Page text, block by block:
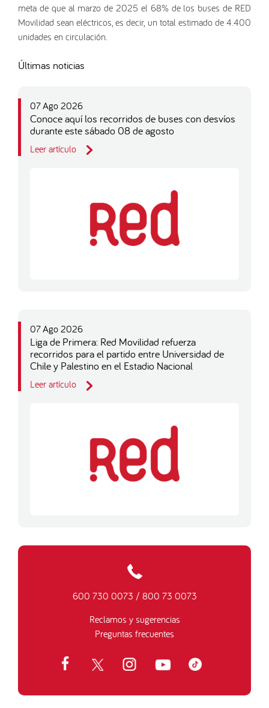
meta de que al marzo de 2025 el 68% de los buses de RED
Movilidad sean eléctricos, es decir, un total estimado de 4.400
unidades en circulación.
Últimas noticias
07 Ago 2026
Conoce aquí los recorridos de buses con desvíos
durante este sábado 08 de agosto
Leer artículo
07 Ago 2026
Liga de Primera: Red Movilidad refuerza
recorridos para el partido entre Universidad de
Chile y Palestino en el Estadio Nacional
Leer artículo
600 730 0073 / 800 73 0073
Reclamos y sugerencias
Preguntas frecuentes